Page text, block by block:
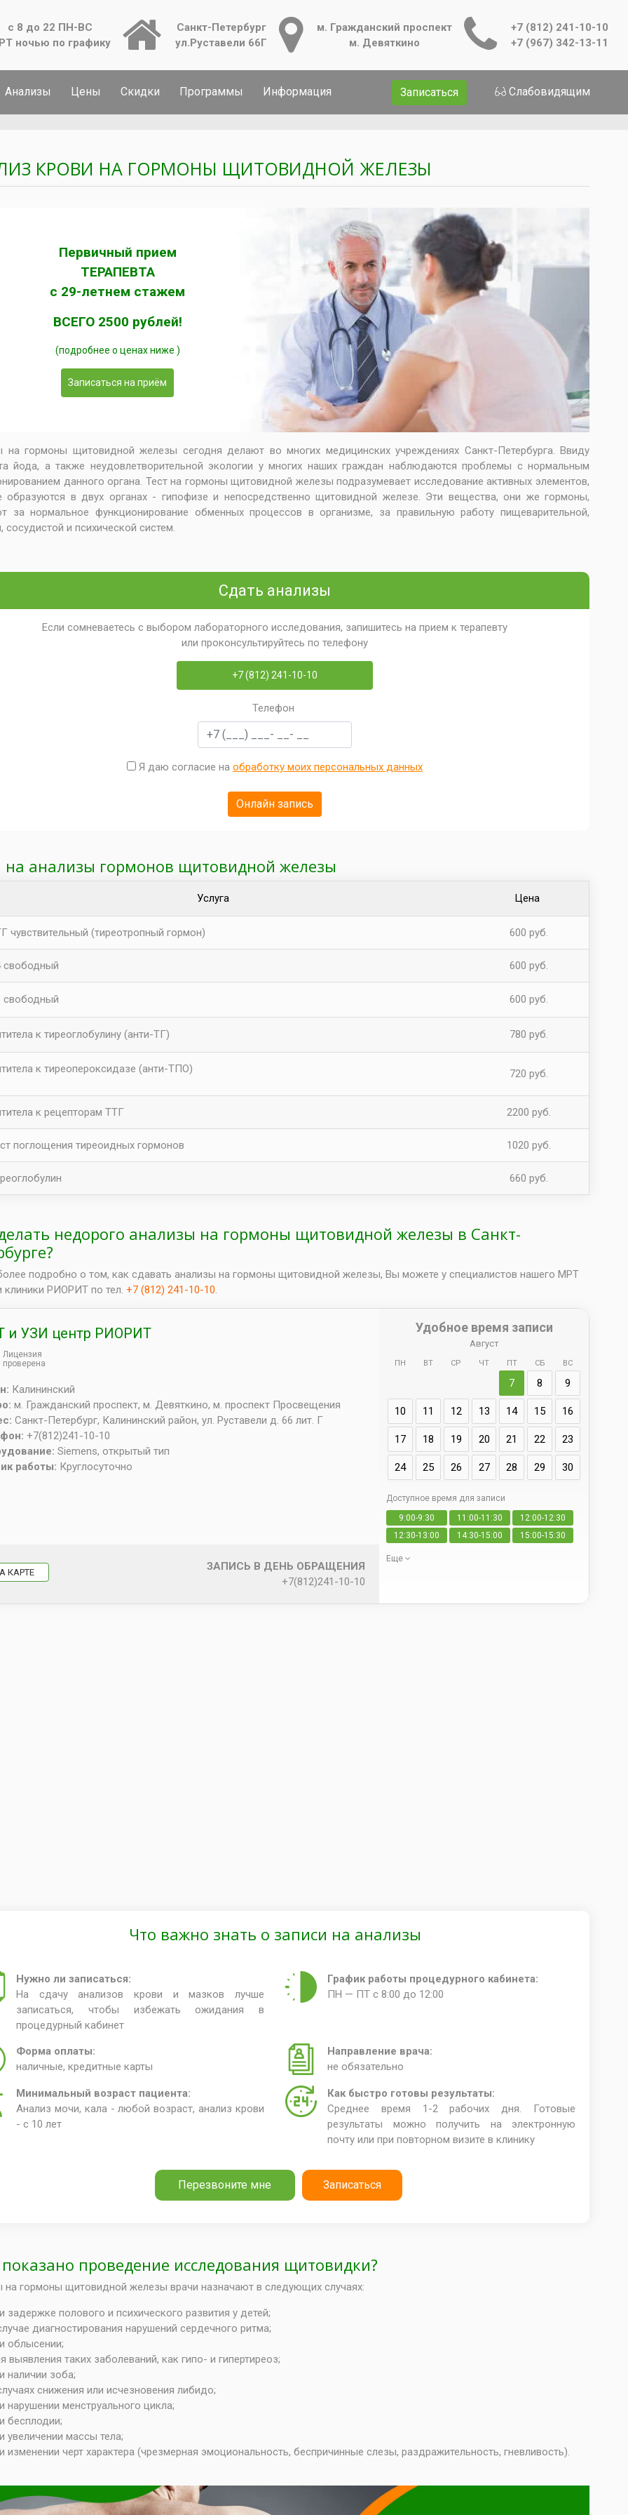
с 8 до 22 ПН-ВС
ночью по графику
Санкт-Петербург
ул.Руставели 66Г
м. Гражданский проспект
м. Девяткино
+7 (812) 241-10-10
+7 (967) 342-13-11
Анализы Цены Скидки Программы Информация Записаться Слабовидящим
КРОВИ НА ГОРМОНЫ ЩИТОВИДНОЙ ЖЕЛЕЗЫ
Первичный прием
ТЕРАПЕВТА
с 29-летнем стажем
ВСЕГО 2500 рублей!
(подробнее о ценах ниже )
Записаться на приём
на гормоны щитовидной железы сегодня делают во многих медицинских учреждениях Санкт-Петербурга. Ввиду
йода, а также неудовлетворительной экологии у многих наших граждан наблюдаются проблемы с нормальным
данного органа. Тест на гормоны щитовидной железы подразумевает исследование активных элементов,
образуются в двух органах - гипофизе и непосредственно щитовидной железе. Эти вещества, они же гормоны,
за нормальное функционирование обменных процессов в организме, за правильную работу пищеварительной,
сосудистой и психической систем.
Сдать анализы
Если сомневаетесь с выбором лабораторного исследования, запишитесь на прием к терапевту
или проконсультируйтесь по телефону
+7 (812) 241-10-10
Телефон
Я даю согласие на обработку моих персональных данных
анализы гормонов щитовидной железы
Услуга Цена
чувствительный (тиреотропный гормон) 600 руб.
свободный 600 руб.
свободный 600 руб.
к тиреоглобулину (анти-ТГ) 780 руб.
к тирeопeроксидазe (анти-ТПО) 720 руб.
к рецепторам ТТГ 2200 руб.
поглощения тиреоидных гормонов 1020 руб.
660 руб.
недорого анализы на гормоны щитовидной железы в Санкт-
подробно о том, как сдавать анализы на гормоны щитовидной железы, Вы можете у специалистов нашего МРТ
клиники РИОРИТ по тел. +7 (812) 241-10-10.
и УЗИ центр РИОРИТ
Лицензия
проверена
Калининский
м. Гражданский проспект, м. Девяткино, м. проспект Просвещения
Санкт-Петербург, Калининский район, ул. Руставели д. 66 лит. Г
+7(812)241-10-10
Siemens, открытый тип
работы: Круглосуточно
КАРТЕ
ЗАПИСЬ В ДЕНЬ ОБРАЩЕНИЯ
+7(812)241-10-10
Удобное время записи
Август
ПН ВТ СР ЧТ ПТ СБ ВС
7 8 9
10 11 12 13 14 15 16
17 18 19 20 21 22 23
24 25 26 27 28 29 30
Доступное время для записи
9:00-9:30
11:00-11:30
12:00-12:30
12:30-13:00
14:30-15:00 15:00-15:30
Еще
Что важно знать о записи на анализы
Нужно ли записаться:
На сдачу анализов крови и мазков лучше
записаться, чтобы избежать ожидания в
процедурный кабинет
График работы процедурного кабинета:
ПН — ПТ с 8:00 до 12:00
Форма оплаты:
наличные, кредитные карты
Направление врача:
не обязательно
Минимальный возраст пациента:
Анализ мочи, кала - любой возраст, анализ крови
- с 10 лет
Как быстро готовы результаты:
Среднее время 1-2 рабочих дня. Готовые
результаты можно получить на электронную
почту или при повторном визите в клинику
Перезвоните мне Записаться
проведение исследования щитовидки?
на гормоны щитовидной железы врачи назначают в следующих случаях:
задержке полового и психического развития у детей;
диагностирования нарушений сердечного ритма;
облысении;
выявления таких заболеваний, как гипо- и гипертиреоз;
наличии зоба;
снижения или исчезновения либидо;
нарушении менструального цикла;
бесплодии;
увеличении массы тела;
изменении черт характера (чрезмерная эмоциональность, беспричинные слезы, раздражительность, гневливость).